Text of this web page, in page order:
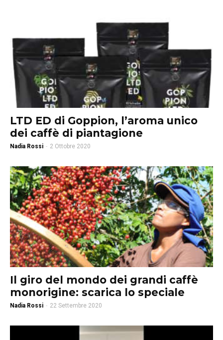
LTD ED di Goppion, l’aroma unico
dei caffè di piantagione
Nadia Rossi - 2 Ottobre 2020
Il giro del mondo dei grandi caffè
monorigine: scarica lo speciale
Nadia Rossi - 22 Settembre 2020